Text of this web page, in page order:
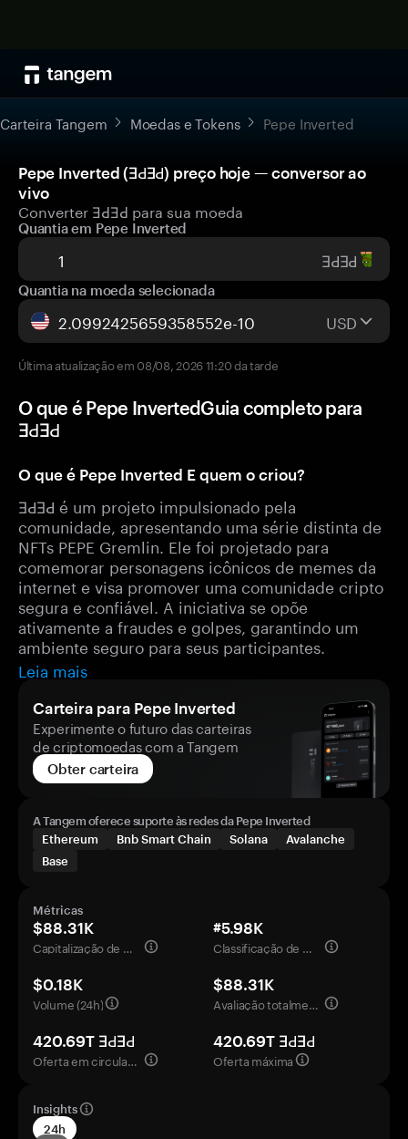
Carteira Tangem Moedas e Tokens Pepe Inverted
Pepe Inverted (ƎԀƎԀ) preço hoje — conversor ao
vivo
Converter ƎԀƎԀ para sua moeda
Quantia em Pepe Inverted
ƎԀƎԀ
Quantia na moeda selecionada
USD
Última atualização em 08/08, 2026 11:20 da tarde
O que é Pepe InvertedGuia completo para
ƎԀƎԀ
O que é Pepe Inverted E quem o criou?
ƎԀƎԀ é um projeto impulsionado pela
comunidade, apresentando uma série distinta de
NFTs PEPE Gremlin. Ele foi projetado para
comemorar personagens icônicos de memes da
internet e visa promover uma comunidade cripto
segura e confiável. A iniciativa se opõe
ativamente a fraudes e golpes, garantindo um
ambiente seguro para seus participantes.
Leia mais
Carteira para Pepe Inverted
Experimente o futuro das carteiras
de criptomoedas com a Tangem
Obter carteira
A Tangem oferece suporte às redes da Pepe Inverted
Ethereum
Bnb Smart Chain Solana
Avalanche
Base
Métricas
$88.31K
Capitalização de mercado
#5.98K
Classificação de mercado
$0.18K
Volume (24h)
$88.31K
Avaliação totalmente diluída
420.69T ƎԀƎԀ
Oferta em circulação
420.69T ƎԀƎԀ
Oferta máxima
Insights
24h